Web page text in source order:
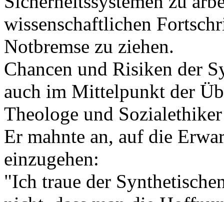
wissenschaftlichen
Notbremse zu ziehen.
Chancen und Risiken der
auch im Mittelpunkt der
Theologe und
Er mahnte an, auf die
einzugehen:
"Ich traue der